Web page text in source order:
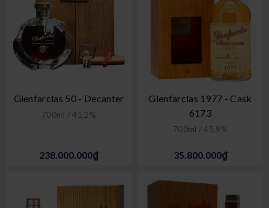
Glenfarclas 50 - Decanter
700ml / 41,2%
238.000.000₫
Glenfarclas 1977 - Cask
6173
700ml / 45,9%
35.800.000₫